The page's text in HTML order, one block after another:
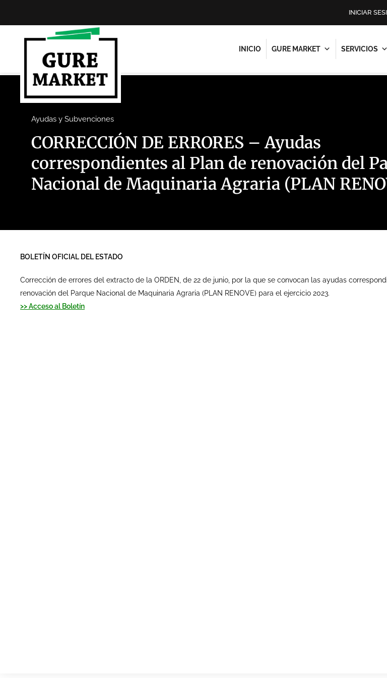
INICIAR
INICIO GURE MARKET SERVICIOS
Ayudas y Subvenciones
CORRECCIÓN DE ERRORES – Ayudas
correspondientes al Plan de renovación del
Nacional de Maquinaria Agraria (PLAN
BOLETÍN OFICIAL DEL ESTADO
Corrección de errores del extracto de la ORDEN, de 22 de junio, por la que se convocan las ayudas
renovación del Parque Nacional de Maquinaria Agraria (PLAN RENOVE) para el ejercicio 2023.
>> Acceso al Boletín